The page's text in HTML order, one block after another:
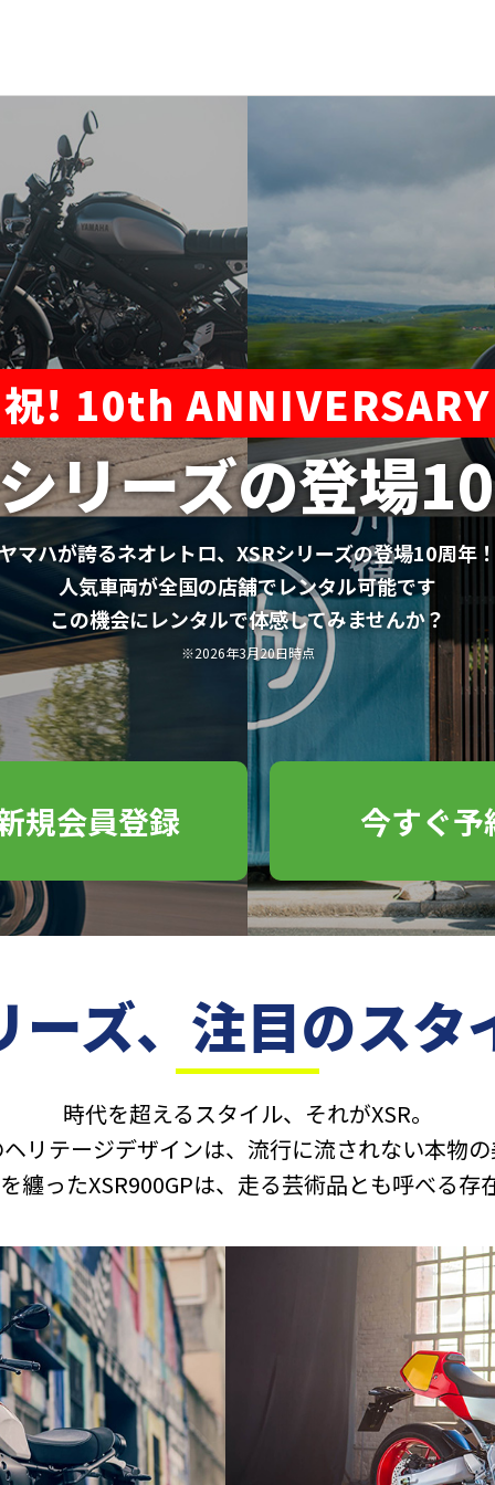
祝! 10th ANNIVERSARY
リーズの登場
マハが誇るネオレトロ、XSRシリーズの登場10周年
人気車両が全国の店舗でレンタル可能です
この機会にレンタルで体感してみませんか？
※2026年3月20日時点
規会員登録 今すぐ予
ズ、 注目のスタ
時代を超えるスタイル、それがXSR。
リテージデザインは、流行に流されない本物
纏ったXSR900GPは、走る芸術品とも呼べる